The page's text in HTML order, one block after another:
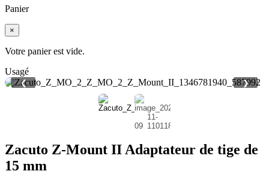
Panier
×
Votre panier est vide.
Usagé
❮ ❯
Zacuto Z-Mount II Adaptateur de tige de
15 mm